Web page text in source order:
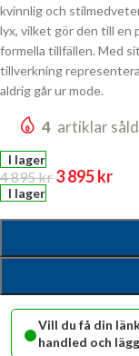
kvinnlig och
lyx, vilket gör den till en
formella tillfällen. Med
tillverkning
aldrig går ur mode.
4 artiklar
I lager
4 895kr 3 895kr
I lager
•Vill du få din
handled och